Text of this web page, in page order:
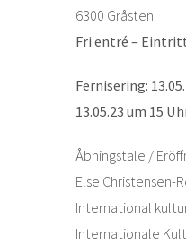
6300 Gråsten
Fri entré –
Fernisering:
13.05.23 um 15
Åbningstale /
Else Christensen-
International
Internationale